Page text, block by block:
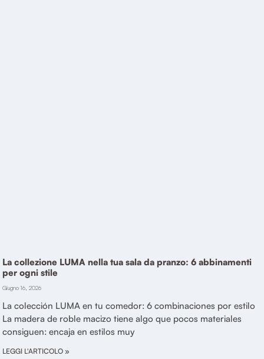
La collezione LUMA nella tua sala da pranzo: 6 abbinamenti
per ogni stile
Giugno 16, 2026
La colección LUMA en tu comedor: 6 combinaciones por estilo
La madera de roble macizo tiene algo que pocos materiales
consiguen: encaja en estilos muy
LEGGI L'ARTICOLO »